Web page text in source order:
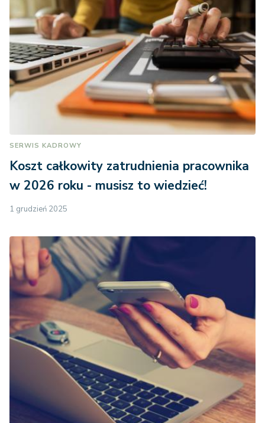
SERWIS KADROWY
Koszt całkowity zatrudnienia pracownika
w 2026 roku - musisz to wiedzieć!
1 grudzień 2025